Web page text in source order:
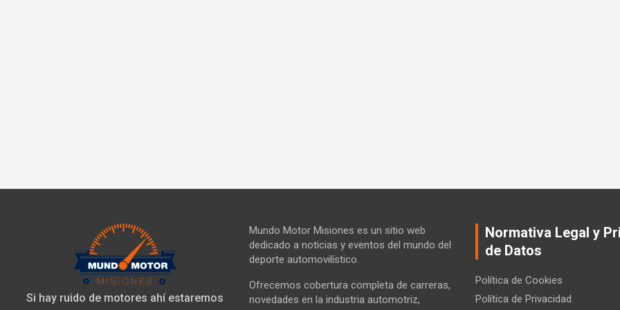
Si hay ruido de motores ahí estaremos
Mundo Motor Misiones es un sitio web
dedicado a noticias y eventos del mundo del
deporte automovilístico.
Ofrecemos cobertura completa de carreras,
novedades en la industria automotriz,
Normativa Legal y
de Datos
Política de Cookies
Política de Privacidad